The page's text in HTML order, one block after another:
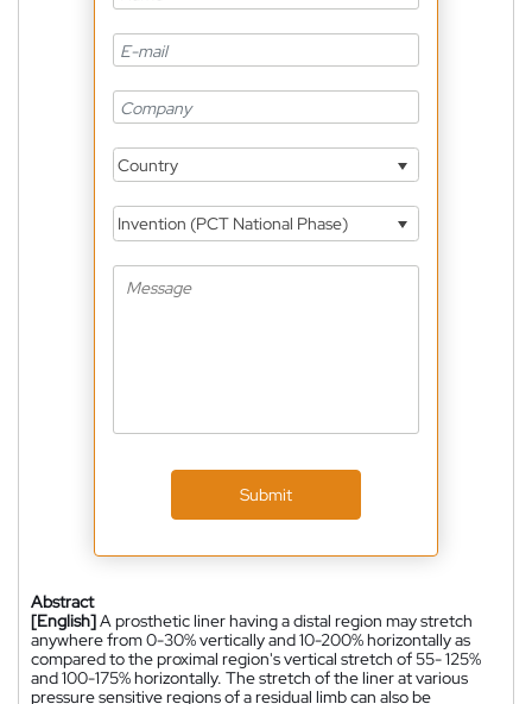
Country
Invention (PCT National Phase)
Submit
Abstract
[English]A prosthetic liner having a distal region may stretch
anywhere from 0-30% vertically and 10-200% horizontally as
compared to the proximal region's vertical stretch of 55- 125%
and 100-175% horizontally. The stretch of the liner at various
pressure sensitive regions of a residual limb can also be